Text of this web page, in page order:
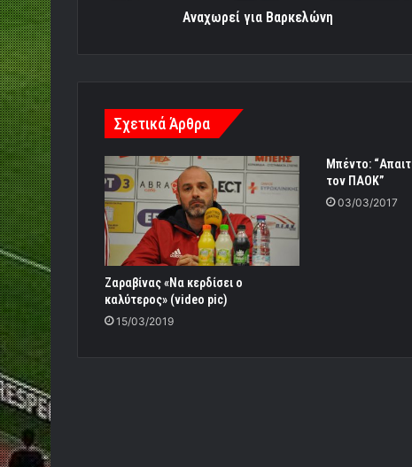
Αναχωρεί για Βαρκελώνη
Σχετικά Άρθρα
Ζαραβίνας «Να κερδίσει ο
καλύτερος» (video pic)
15/03/2019
Μπέντο:
τον ΠΑΟΚ”
03/03/2017